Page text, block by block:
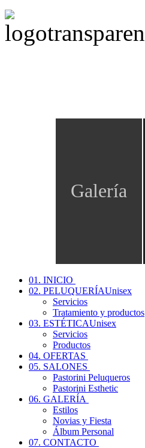
Galería
01. INICIO
02. PELUQUERÍAUnisex
Servicios
Tratamiento y productos
03. ESTÉTICAUnisex
Servicios
Productos
04. OFERTAS
05. SALONES
Pastorini Peluqueros
Pastorini Esthetic
06. GALERÍA
Estilos
Novias y Fiesta
Álbum Personal
07. CONTACTO